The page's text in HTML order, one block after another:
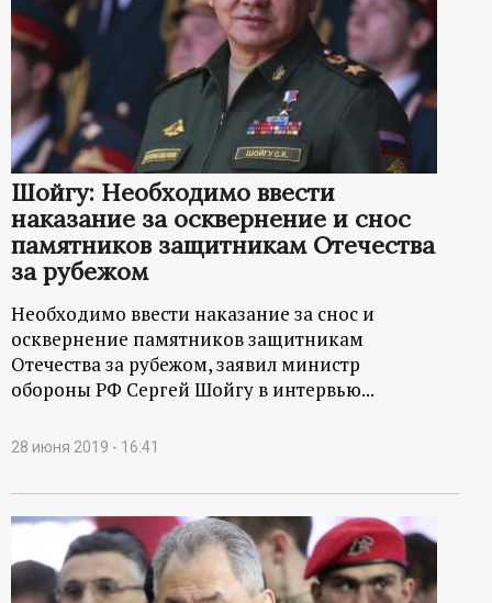
Шойгу: Необходимо ввести
наказание за осквернение и снос
памятников защитникам Отечества
за рубежом
Необходимо ввести наказание за снос и
осквернение памятников защитникам
Отечества за рубежом, заявил министр
обороны РФ Сергей Шойгу в интервью...
28 июня 2019 - 16:41